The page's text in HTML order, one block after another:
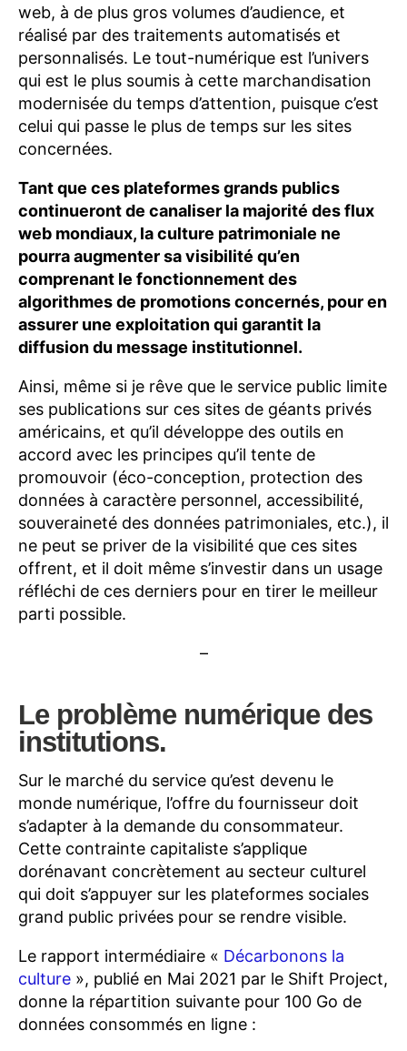
web, à de plus gros volumes d’audience, et
réalisé par des traitements automatisés et
personnalisés. Le tout-numérique est l’univers
qui est le plus soumis à cette marchandisation
modernisée du temps d’attention, puisque c’est
celui qui passe le plus de temps sur les sites
concernées.
Tant que ces plateformes grands publics
continueront de canaliser la majorité des flux
web mondiaux, la culture patrimoniale ne
pourra augmenter sa visibilité qu’en
comprenant le fonctionnement des
algorithmes de promotions concernés, pour en
assurer une exploitation qui garantit la
diffusion du message institutionnel.
Ainsi, même si je rêve que le service public limite
ses publications sur ces sites de géants privés
américains, et qu’il développe des outils en
accord avec les principes qu’il tente de
promouvoir (éco-conception, protection des
données à caractère personnel, accessibilité,
souveraineté des données patrimoniales, etc.), il
ne peut se priver de la visibilité que ces sites
offrent, et il doit même s’investir dans un usage
réfléchi de ces derniers pour en tirer le meilleur
parti possible.
–
Le problème numérique des
institutions.
Sur le marché du service qu’est devenu le
monde numérique, l’offre du fournisseur doit
s’adapter à la demande du consommateur.
Cette contrainte capitaliste s’applique
dorénavant concrètement au secteur culturel
qui doit s’appuyer sur les plateformes sociales
grand public privées pour se rendre visible.
Le rapport intermédiaire « Décarbonons la
culture », publié en Mai 2021 par le Shift Project,
donne la répartition suivante pour 100 Go de
données consommés en ligne :